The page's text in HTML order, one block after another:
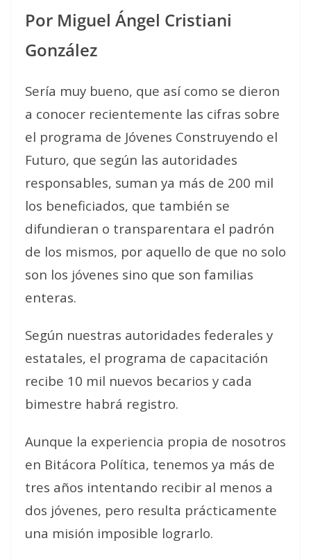
Por Miguel Ángel Cristiani
González
Sería muy bueno, que así como se dieron
a conocer recientemente las cifras sobre
el programa de Jóvenes Construyendo el
Futuro, que según las autoridades
responsables, suman ya más de 200 mil
los beneficiados, que también se
difundieran o transparentara el padrón
de los mismos, por aquello de que no solo
son los jóvenes sino que son familias
enteras.
Según nuestras autoridades federales y
estatales, el programa de capacitación
recibe 10 mil nuevos becarios y cada
bimestre habrá registro.
Aunque la experiencia propia de nosotros
en Bitácora Política, tenemos ya más de
tres años intentando recibir al menos a
dos jóvenes, pero resulta prácticamente
una misión imposible lograrlo.